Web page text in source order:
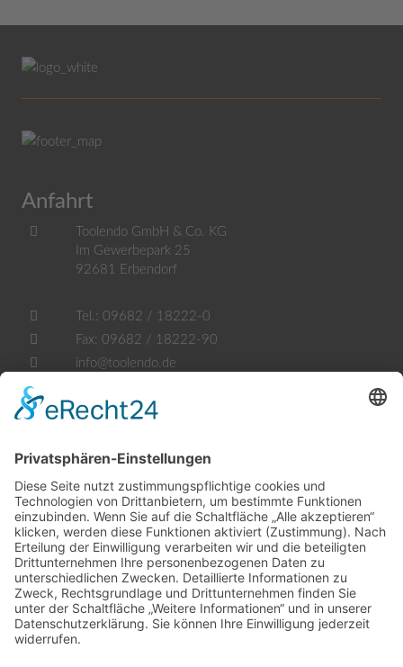
Anfahrt
Toolendo GmbH & Co. KG
Im Gewerbepark 25
92681 Erbendorf
Tel.: 09682 / 18222-0
Fax: 09682 / 18222-90
info@toolendo.de
Öffnungszeiten
Mo. - Fr.:
07.30 - 17.30 Uhr
Samstag:
geschlossen
Sowie nach telefonischer Vereinbarung.
Rechtliches
Impressum